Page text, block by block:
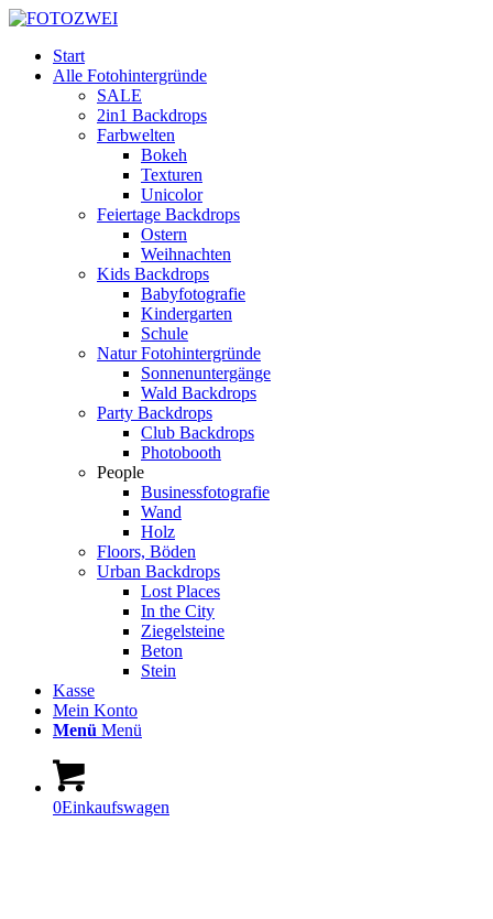
Start
Alle Fotohintergründe
SALE
2in1 Backdrops
Farbwelten
Bokeh
Texturen
Unicolor
Feiertage Backdrops
Ostern
Weihnachten
Kids Backdrops
Babyfotografie
Kindergarten
Schule
Natur Fotohintergründe
Sonnenuntergänge
Wald Backdrops
Party Backdrops
Club Backdrops
Photobooth
People
Businessfotografie
Wand
Holz
Floors, Böden
Urban Backdrops
Lost Places
In the City
Ziegelsteine
Beton
Stein
Kasse
Mein Konto
Menü Menü
0Einkaufswagen